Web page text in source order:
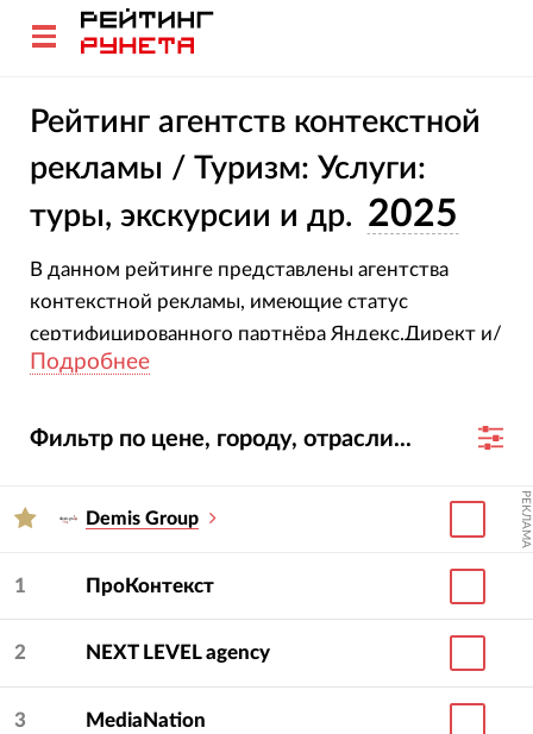
Рейтинг агентств контекстной
рекламы / Туризм: Услуги:
туры, экскурсии и др. 2025
В данном рейтинге представлены агентства
контекстной рекламы, имеющие статус
сертифицированного партнёра Яндекс.Директ и/
или Google AdWords.
Подробнее
Фильтр по цене, городу, отрасли...
Demis Group РЕКЛАМА
1 ПроКонтекст
2 NEXT LEVEL agency
3 MediaNation